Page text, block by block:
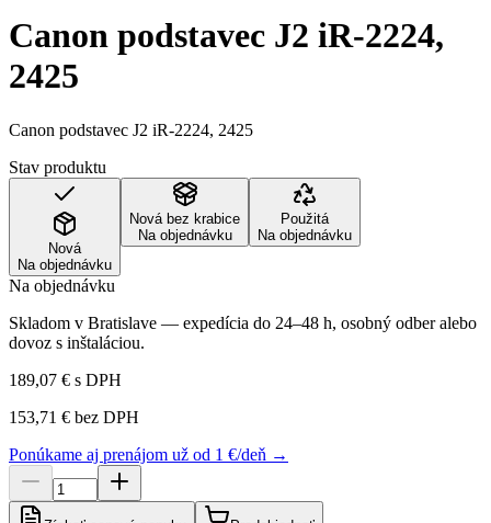
Canon podstavec J2 iR-2224,
2425
Canon podstavec J2 iR-2224, 2425
Stav produktu
Nová
Na objednávku
Nová bez krabice
Na objednávku
Použitá
Na objednávku
Na objednávku
Skladom v Bratislave — expedícia do 24–48 h, osobný odber alebo
dovoz s inštaláciou.
189,07 € s DPH
153,71 € bez DPH
Ponúkame aj prenájom už od 1 €/deň →